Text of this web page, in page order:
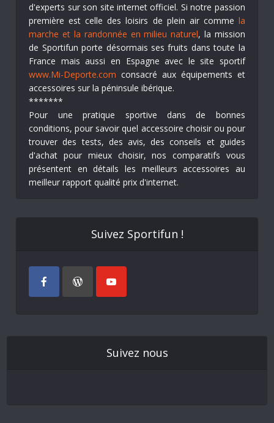
d'experts sur son site internet officiel. Si notre passion
première est celle des loisirs de plein air comme la
marche et la randonnée en milieu naturel, la mission
de Sportifun porte désormais ses fruits dans toute la
France mais aussi en Espagne avec le site sportif
www.Mi-Deporte.com consacré aux équipements et
accessoires sur la péninsule ibérique.
*******
Pour une pratique sportive dans de bonnes
conditions, pour savoir quel accessoire choisir ou pour
trouver des tests, des avis, des conseils et guides
d'achat pour mieux choisir, nos comparatifs vous
présentent en détails les meilleurs accessoires au
meilleur rapport qualité prix d'internet.
Suivez Sportifun !
Suivez nous